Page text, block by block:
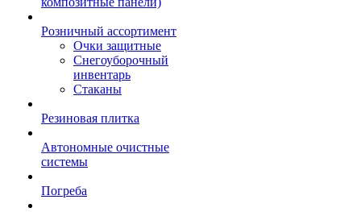
Розничный ассортимент
Очки защитные
Снегоуборочный
инвентарь
Стаканы
Резиновая плитка
Автономные очистные
системы
Погреба